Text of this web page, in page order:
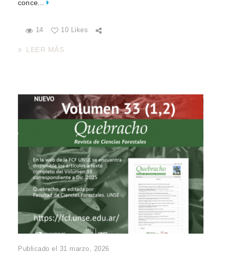
conce...
14 10 Likes
LEER MÁS
Publicado el 31 marzo, 2026